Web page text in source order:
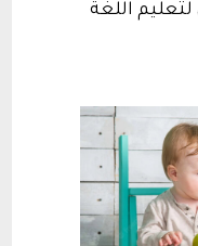
اللغة